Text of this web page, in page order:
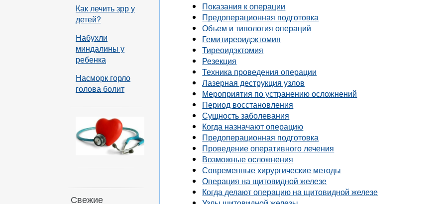
Показания к операции
Предоперационная подготовка
Объем и типология операций
Гемитиреоидэктомия
Тиреоидэктомия
Резекция
Техника проведения операции
Лазерная деструкция узлов
Мероприятия по устранению осложнений
Период восстановления
Сущность заболевания
Когда назначают операцию
Предоперационная подготовка
Проведение оперативного лечения
Возможные осложнения
Современные хирургические методы
Операция на щитовидной железе
Когда делают операцию на щитовидной железе
Как лечить зрр у
детей?
Набухли
миндалины у
ребенка
Насморк горло
голова болит
Свежие